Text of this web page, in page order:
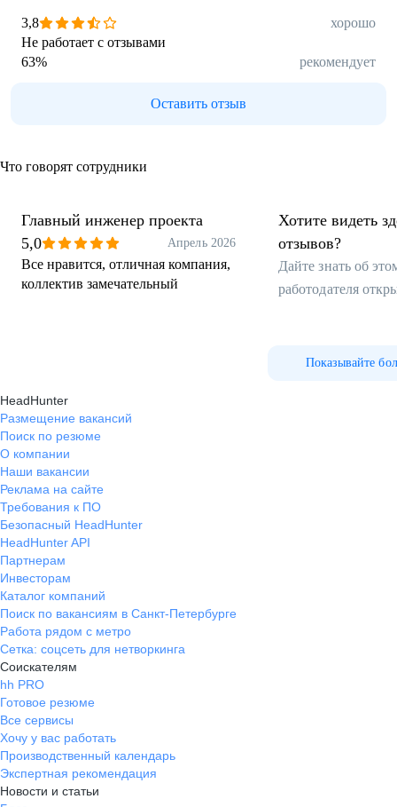
3,8
хорошо
Не работает с отзывами
63% рекомендует
Оставить отзыв
Что говорят сотрудники
Главный инженер проекта
5,0
Апрель 2026
Все нравится, отличная компания,
коллектив замечательный
Хотите видеть
отзывов?
Дайте знать об
работодателя
Показывайте
HeadHunter
Размещение вакансий
Поиск по резюме
О компании
Наши вакансии
Реклама на сайте
Требования к ПО
Безопасный HeadHunter
HeadHunter API
Партнерам
Инвесторам
Каталог компаний
Поиск по вакансиям в Санкт-Петербурге
Работа рядом с метро
Сетка: соцсеть для нетворкинга
Соискателям
hh PRO
Готовое резюме
Все сервисы
Хочу у вас работать
Производственный календарь
Экспертная рекомендация
Новости и статьи